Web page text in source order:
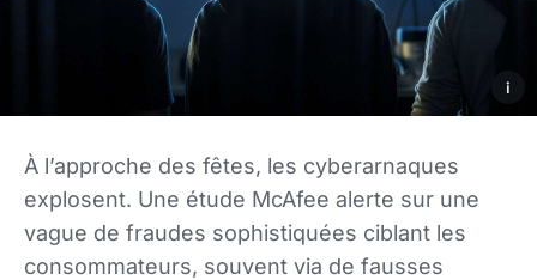
i
À l’approche des fêtes, les cyberarnaques
explosent. Une étude McAfee alerte sur une
vague de fraudes sophistiquées ciblant les
consommateurs, souvent via de fausses